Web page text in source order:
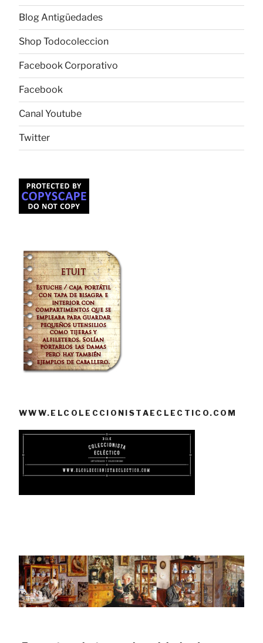
Blog Antigüedades
Shop Todocoleccion
Facebook Corporativo
Facebook
Canal Youtube
Twitter
WWW.ELCOLECCIONISTAECLECTICO.COM